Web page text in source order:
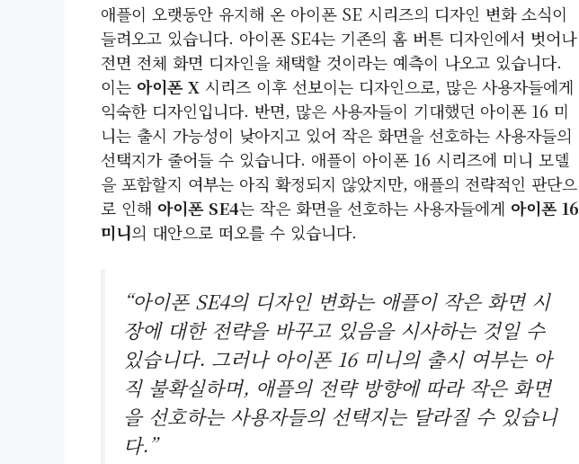
애플이 오랫동안 유지해 온 아이폰 SE 시리즈의 디자인 변화 소식이
들려오고 있습니다. 아이폰 SE4는 기존의 홈 버튼 디자인에서 벗어나
전면 전체 화면 디자인을 채택할 것이라는 예측이 나오고 있습니다.
이는 아이폰 X 시리즈 이후 선보이는 디자인으로, 많은 사용자들에게
익숙한 디자인입니다. 반면, 많은 사용자들이 기대했던 아이폰 16 미
니는 출시 가능성이 낮아지고 있어 작은 화면을 선호하는 사용자들의
선택지가 줄어들 수 있습니다. 애플이 아이폰 16 시리즈에 미니 모델
을 포함할지 여부는 아직 확정되지 않았지만, 애플의 전략적인 판단으
로 인해 아이폰 SE4는 작은 화면을 선호하는 사용자들에게 아이폰 16
미니의 대안으로 떠오를 수 있습니다.
“아이폰 SE4의 디자인 변화는 애플이 작은 화면 시
장에 대한 전략을 바꾸고 있음을 시사하는 것일 수
있습니다. 그러나 아이폰 16 미니의 출시 여부는 아
직 불확실하며, 애플의 전략 방향에 따라 작은 화면
을 선호하는 사용자들의 선택지는 달라질 수 있습니
다.”